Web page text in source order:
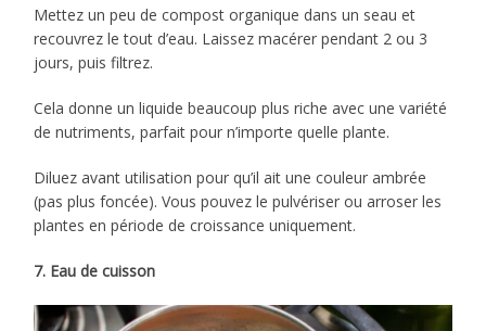
Mettez un peu de compost organique dans un seau et
recouvrez le tout d’eau. Laissez macérer pendant 2 ou 3
jours, puis filtrez.
Cela donne un liquide beaucoup plus riche avec une variété
de nutriments, parfait pour n’importe quelle plante.
Diluez avant utilisation pour qu’il ait une couleur ambrée
(pas plus foncée). Vous pouvez le pulvériser ou arroser les
plantes en période de croissance uniquement.
7. Eau de cuisson